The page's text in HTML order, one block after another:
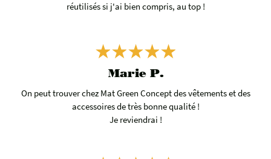
réutilisés si j'ai bien compris, au top !
Marie P.
On peut trouver chez Mat Green Concept des vêtements et des
accessoires de très bonne qualité !
Je reviendrai !